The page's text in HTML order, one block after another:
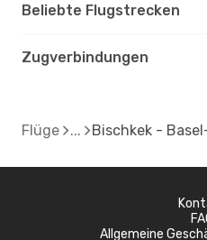
Beliebte Flugstrecken
Zugverbindungen
Flüge Bischkek -
Allgemeine